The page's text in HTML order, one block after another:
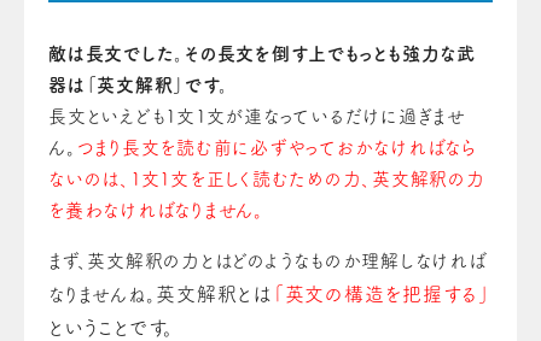
敵は長文でした。その長文を倒す上でもっとも強力な武
器は「英文解釈」です。
長文といえども１文１文が連なっているだけに過ぎませ
ん。 つまり長文を読む前に必ずやっておかなければなら
ないのは、１文１文を正しく読むための力、英文解釈の力
を養わなければなりません。
まず、英文解釈の力とはどのようなものか理解しなければ
なりませんね。 英文解釈とは 「英文の構造を把握する」
ということです。